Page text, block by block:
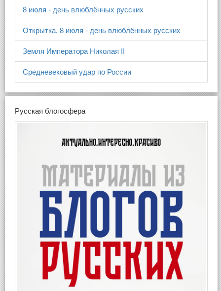
8 июля - день влюблённых русских
Открытка. 8 июля - день влюблённых русских
Земля Императора Николая II
Средневековый удар по России
Русская блогосфера